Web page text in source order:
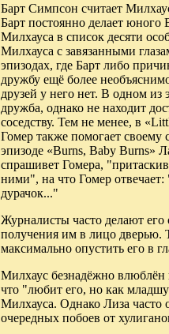
Барт Симпсон считает
Барт постоянно делает
Милхауса в список десяти
Милхауса с завязанными
эпизодах, где Барт либо
дружбу ещё более
друзей у него нет. В одном из
дружба, однако не находит
соседству. Тем не менее, в
Гомер также помогает
эпизоде «Burns, Baby Burns»
спрашивет Гомера,
ними", на что Гомер
дурачок..."
Журналисты часто делают
получения им в лицо дверью.
максимально опустить его в
Милхаус безнадёжно влюблён
что "любит его, но как
Милхауса. Однако Лиза часто
очередных побоев от